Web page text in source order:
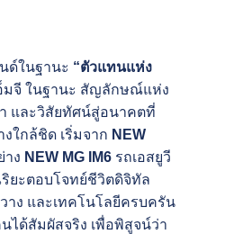
ด์ในฐานะ “ตัวแทนแห่ง
มจี ในฐานะ สัญลักษณ์แห่ง
และวิสัยทัศน์สู่อนาคตที่
ใกล้ชิด เริ่มจาก NEW
าง NEW MG IM6รถเอสยูวี
ริยะตอบโจทย์ชีวิตดิจิทัล
ง และเทคโนโลยีครบครัน
ด้สัมผัสจริง เพื่อพิสูจน์ว่า